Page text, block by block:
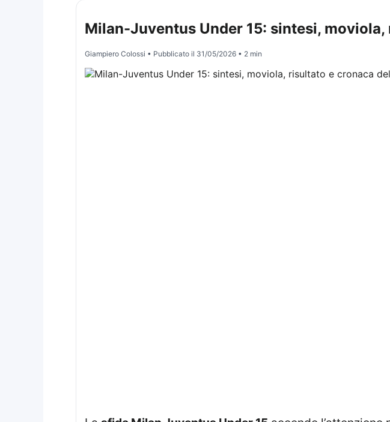
Milan-Juventus Under 15: sintesi,
Giampiero Colossi • Pubblicato il 31/05/2026• 2 min